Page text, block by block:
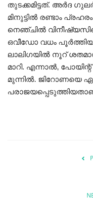
തുടക്കമിട്ടത്. അർദ
മിനുട്ടില്‍ രണ്ടാം
നെഞ്ചില്‍
ഒവീഡോ വധം
ലാലിഗയില്‍ നൂറ്
മാറി. എന്നാല്‍,
മുന്നില്‍. ജിറോണയെ